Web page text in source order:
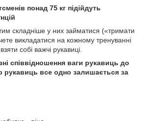
понад 75 кг підійдуть
складніше у них займатися («тримати
викладатися на кожному тренуванні
собі важчі рукавиці.
співвідношення ваги рукавиць до
рукавиць все одно залишається за